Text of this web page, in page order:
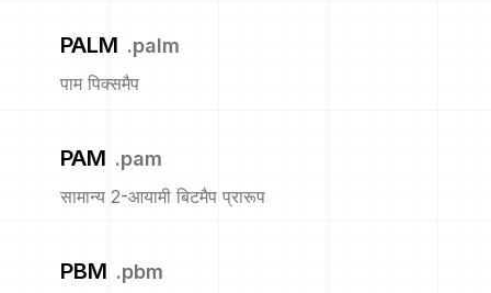
PALM .palm
पाम पिक्समैप
PAM .pam
सामान्य 2-आयामी बिटमैप प्रारूप
PBM .pbm